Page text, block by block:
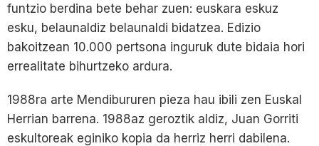
funtzio berdina bete behar zuen: euskara eskuz
esku, belaunaldiz belaunaldi bidatzea. Edizio
bakoitzean 10.000 pertsona inguruk dute bidaia hori
errealitate bihurtzeko ardura.
1988ra arte Mendibururen pieza hau ibili zen Euskal
Herrian barrena. 1988az geroztik aldiz, Juan Gorriti
eskultoreak eginiko kopia da herriz herri dabilena.